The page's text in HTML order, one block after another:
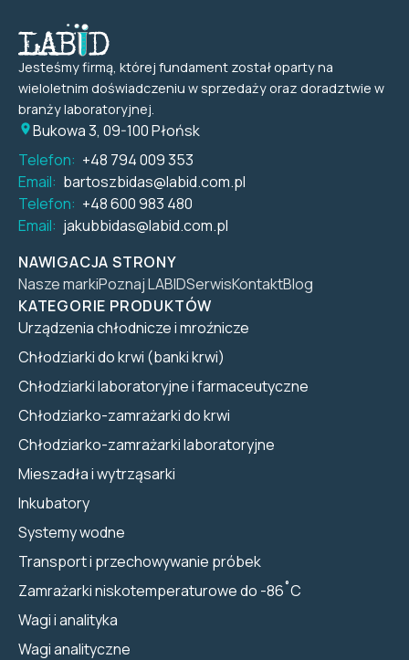
Jesteśmy firmą, której fundament został oparty na
wieloletnim doświadczeniu w sprzedaży oraz doradztwie w
branży laboratoryjnej.
Bukowa 3, 09-100 Płońsk
Telefon: +48 794 009 353
Email: bartoszbidas@labid.com.pl
Telefon: +48 600 983 480
Email: jakubbidas@labid.com.pl
NAWIGACJA STRONY
Nasze markiPoznaj LABIDSerwisKontaktBlog
KATEGORIE PRODUKTÓW
Urządzenia chłodnicze i mroźnicze
Chłodziarki do krwi (banki krwi)
Chłodziarki laboratoryjne i farmaceutyczne
Chłodziarko-zamrażarki do krwi
Chłodziarko-zamrażarki laboratoryjne
Mieszadła i wytrząsarki
Inkubatory
Systemy wodne
Transport i przechowywanie próbek
Zamrażarki niskotemperaturowe do -86˚C
Wagi i analityka
Wagi analityczne